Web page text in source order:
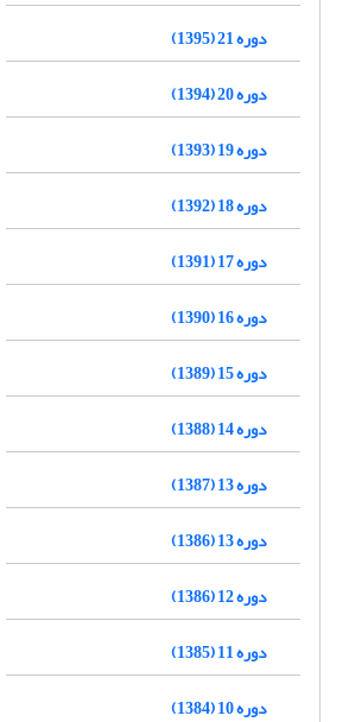
دوره 21 (1395)
دوره 20 (1394)
دوره 19 (1393)
دوره 18 (1392)
دوره 17 (1391)
دوره 16 (1390)
دوره 15 (1389)
دوره 14 (1388)
دوره 13 (1387)
دوره 13 (1386)
دوره 12 (1386)
دوره 11 (1385)
دوره 10 (1384)